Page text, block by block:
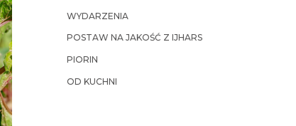
WYDARZENIA
POSTAW NA JAKOŚĆ Z IJHARS
PIORIN
OD KUCHNI